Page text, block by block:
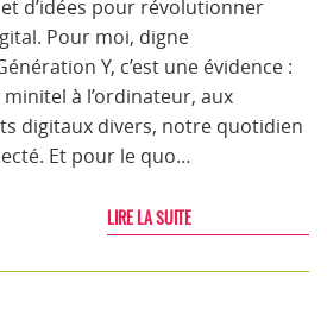
d’idées pour révolutionner
Pour moi, digne
Y, c’est une évidence :
à l’ordinateur, aux
digitaux divers, notre quotidien
Et pour le quo…
LIRE LA SUITE